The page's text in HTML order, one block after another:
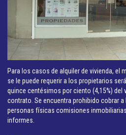
Para los casos de alquiler de vivienda, el
se le puede requerir a los propietarios
quince centésimos por ciento (4,15%) del
contrato. Se encuentra prohibido cobrar
personas físicas comisiones
informes.